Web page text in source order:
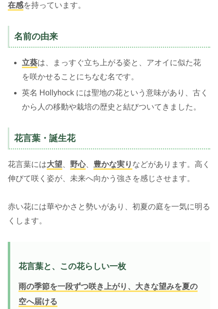
在感を持っています。
名前の由来
立葵は、まっすぐ立ち上がる姿と、アオイに似た花
を咲かせることにちなむ名です。
英名 Hollyhock には聖地の花という意味があり、古く
から人の移動や栽培の歴史と結びついてきました。
花言葉・誕生花
花言葉には大望、 野心、 豊かな実り などがあります。高く
伸びて咲く姿が、未来へ向かう強さを感じさせます。
赤い花には華やかさと勢いがあり、初夏の庭を一気に明る
くします。
花言葉と、この花らしい一枚
雨の季節を一段ずつ咲き上がり、大きな望みを夏の
空へ届ける